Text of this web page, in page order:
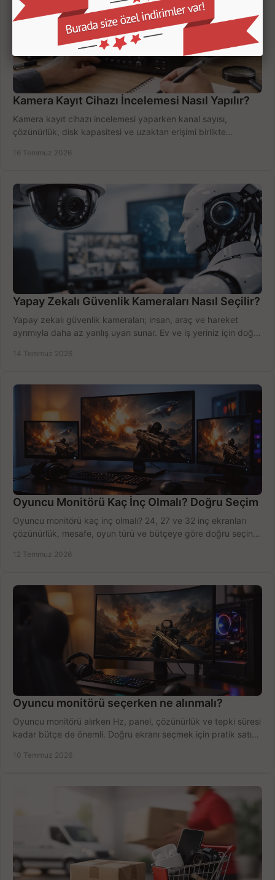
Kamera Kayıt Cihazı İncelemesi Nasıl Yapılır?
Kamera kayıt cihazı incelemesi yaparken kanal sayısı,
çözünürlük, disk kapasitesi ve uzaktan erişimi birlikte
16 Temmuz 2026
Yapay Zekalı Güvenlik Kameraları Nasıl Seçilir?
Yapay zekalı güvenlik kameraları; insan, araç ve hareket
ayrımıyla daha az yanlış uyarı sunar. Ev ve iş yeriniz için doğru
14 Temmuz 2026
Oyuncu Monitörü Kaç İnç Olmalı? Doğru Seçim
Oyuncu monitörü kaç inç olmalı? 24, 27 ve 32 inç ekranları
çözünürlük, mesafe, oyun türü ve bütçeye göre doğru seçin,
12 Temmuz 2026
Oyuncu monitörü seçerken ne alınmalı?
Oyuncu monitörü alırken Hz, panel, çözünürlük ve tepki süresi
kadar bütçe de önemli. Doğru ekranı seçmek için pratik satın
10 Temmuz 2026